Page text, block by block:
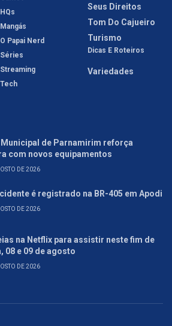
HQs
Mangás
O Papai Nerd
Séries
Streaming
Tech
Seus Direitos
Tom Do Cajueiro
Turismo
Dicas E Roteiros
Variedades
Municipal de Parnamirim reforça
com novos equipamentos
DE 2026
é registrado na BR-405 em Apodi
DE 2026
na Netflix para assistir neste fim de
08 e 09 de agosto
DE 2026